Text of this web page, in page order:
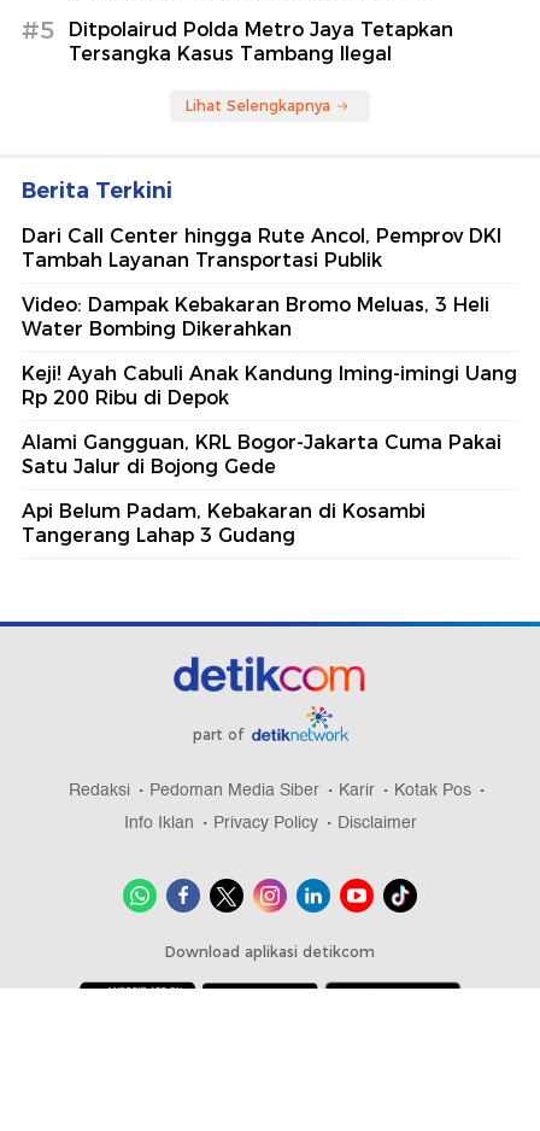
#5
Ditpolairud Polda Metro Jaya Tetapkan
Tersangka Kasus Tambang Ilegal
Lihat Selengkapnya
Berita Terkini
Dari Call Center hingga Rute Ancol, Pemprov DKI
Tambah Layanan Transportasi Publik
Video: Dampak Kebakaran Bromo Meluas, 3 Heli
Water Bombing Dikerahkan
Keji! Ayah Cabuli Anak Kandung Iming-imingi Uang
Rp 200 Ribu di Depok
Alami Gangguan, KRL Bogor-Jakarta Cuma Pakai
Satu Jalur di Bojong Gede
Api Belum Padam, Kebakaran di Kosambi
Tangerang Lahap 3 Gudang
part of
Redaksi Pedoman Media Siber Karir
Kotak Pos
Info Iklan
Privacy Policy Disclaimer
Download aplikasi detikcom